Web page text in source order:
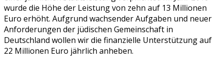
wurde die Höhe der Leistung von zehn auf 13 Millionen
Euro erhöht. Aufgrund wachsender Aufgaben und neuer
Anforderungen der jüdischen Gemeinschaft in
Deutschland wollen wir die finanzielle Unterstützung auf
22 Millionen Euro jährlich anheben.